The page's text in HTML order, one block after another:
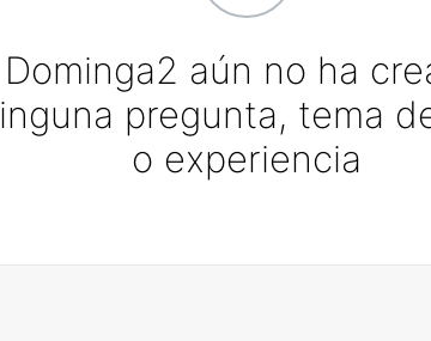
Dominga2 aún no ha
pregunta, tema
o experiencia